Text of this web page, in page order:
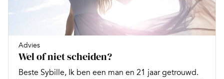
Advies
Wel of niet scheiden?
Beste Sybille, Ik ben een man en 21 jaar getrouwd.